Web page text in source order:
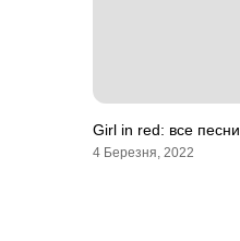
Girl in red: все песни
4 Березня, 2022